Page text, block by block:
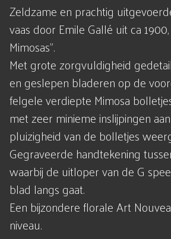
Zeldzame en prachtig
vaas door Emile Gallé uit ca
Mimosas".
Met grote zorgvuldigheid
en geslepen bladeren op de
felgele verdiepte Mimosa
met zeer minieme inslijpingen
pluizigheid van de bolletjes
Gegraveerde handtekening
waarbij de uitloper van de G
blad langs gaat.
Een bijzondere florale Art
niveau.